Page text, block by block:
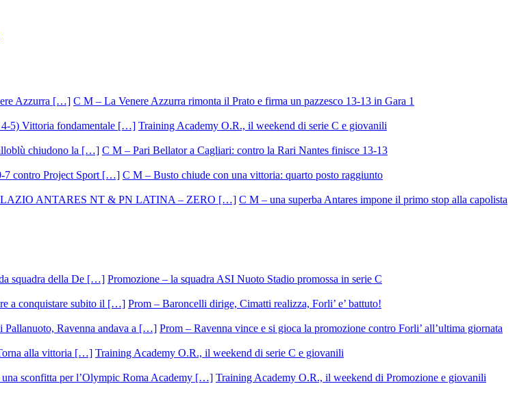
C M – La Venere Azzurra rimonta il Prato e firma un pazzesco 13-13 in Gara 1
Training Academy O.R., il weekend di serie C e giovanili
C M – Pari Bellator a Cagliari: contro la Rari Nantes finisce 13-13
C M – Busto chiude con una vittoria: quarto posto raggiunto
C M – una superba Antares impone il primo stop alla capolista
Promozione – la squadra ASI Nuoto Stadio promossa in serie C
Prom – Baroncelli dirige, Cimatti realizza, Forli’ e’ battuto!
Prom – Ravenna vince e si gioca la promozione contro Forli’ all’ultima giornata
Training Academy O.R., il weekend di serie C e giovanili
Training Academy O.R., il weekend di Promozione e giovanili